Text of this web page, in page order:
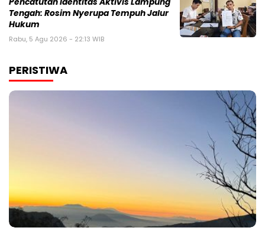
Tengah: Rosim Nyerupa Tempuh Jalur
Hukum
Rabu, 5 Agu 2026 - 22:13 WIB
PERISTIWA